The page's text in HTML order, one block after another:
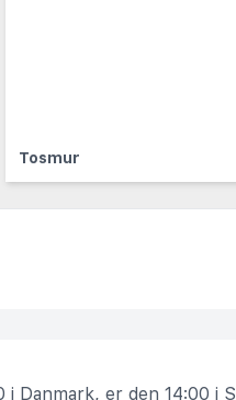
Tosmur
Danmark, er den 14:00 i